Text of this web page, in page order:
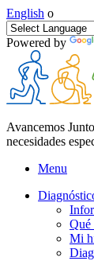
English o
Powered by
Avancemos
necesidades
Menu
Qué
Mi